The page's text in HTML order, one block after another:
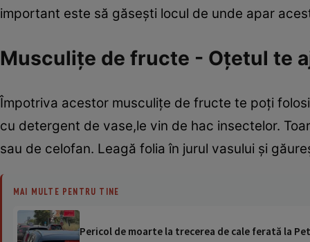
important este să găseşti locul de unde apar
Musculiţe de fructe - Oţetul te
Împotriva acestor musculiţe de fructe te poţi
cu detergent de vase,le vin de hac insectelor.
sau de celofan. Leagă folia în jurul vasului şi
MAI MULTE PENTRU TINE
Pericol de moarte la trecerea de cale ferată la